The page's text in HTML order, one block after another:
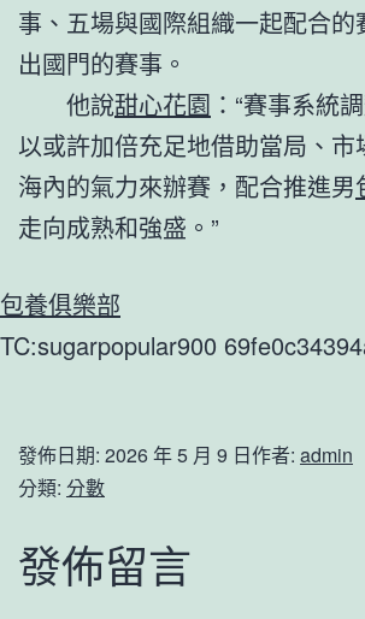
事、五場與國際組織一起配合的
出國門的賽事。
他說甜心花園 ：“賽事系統
以或許加倍充足地借助當局、市
海內的氣力來辦賽，配合推進男
走向成熟和強盛。”
包養俱樂部
TC:sugarpopular900
發佈日期: 2026 年 5 月 9 日作者: admin
分類: 分數
發佈留言